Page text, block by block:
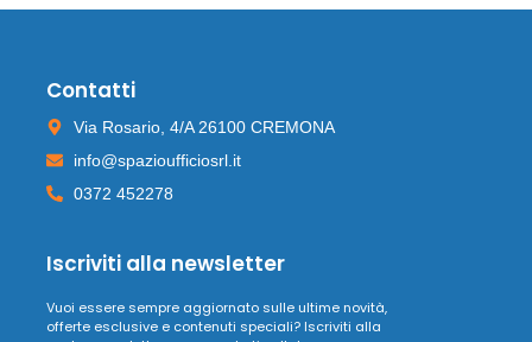
Contatti
Via Rosario, 4/A 26100 CREMONA
info@spazioufficiosrl.it
0372 452278
Iscriviti alla newsletter
Vuoi essere sempre aggiornato sulle ultime novità,
offerte esclusive e contenuti speciali? Iscriviti alla